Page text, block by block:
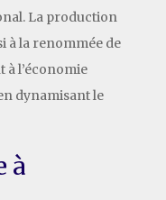
La production
à la renommée de
l’économie
dynamisant le
à